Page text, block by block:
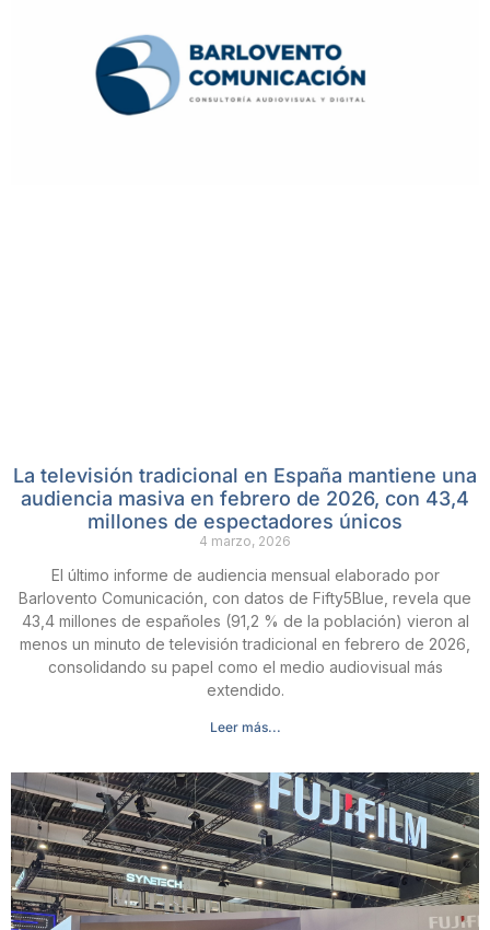
La televisión tradicional en España mantiene una
audiencia masiva en febrero de 2026, con 43,4
millones de espectadores únicos
4 marzo, 2026
El último informe de audiencia mensual elaborado por
Barlovento Comunicación, con datos de Fifty5Blue, revela que
43,4 millones de españoles (91,2 % de la población) vieron al
menos un minuto de televisión tradicional en febrero de 2026,
consolidando su papel como el medio audiovisual más
extendido.
Leer más...